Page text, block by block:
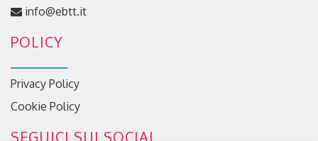
info@ebtt.it
POLICY
Privacy Policy
Cookie Policy
SEGUICI SUI SOCIAL